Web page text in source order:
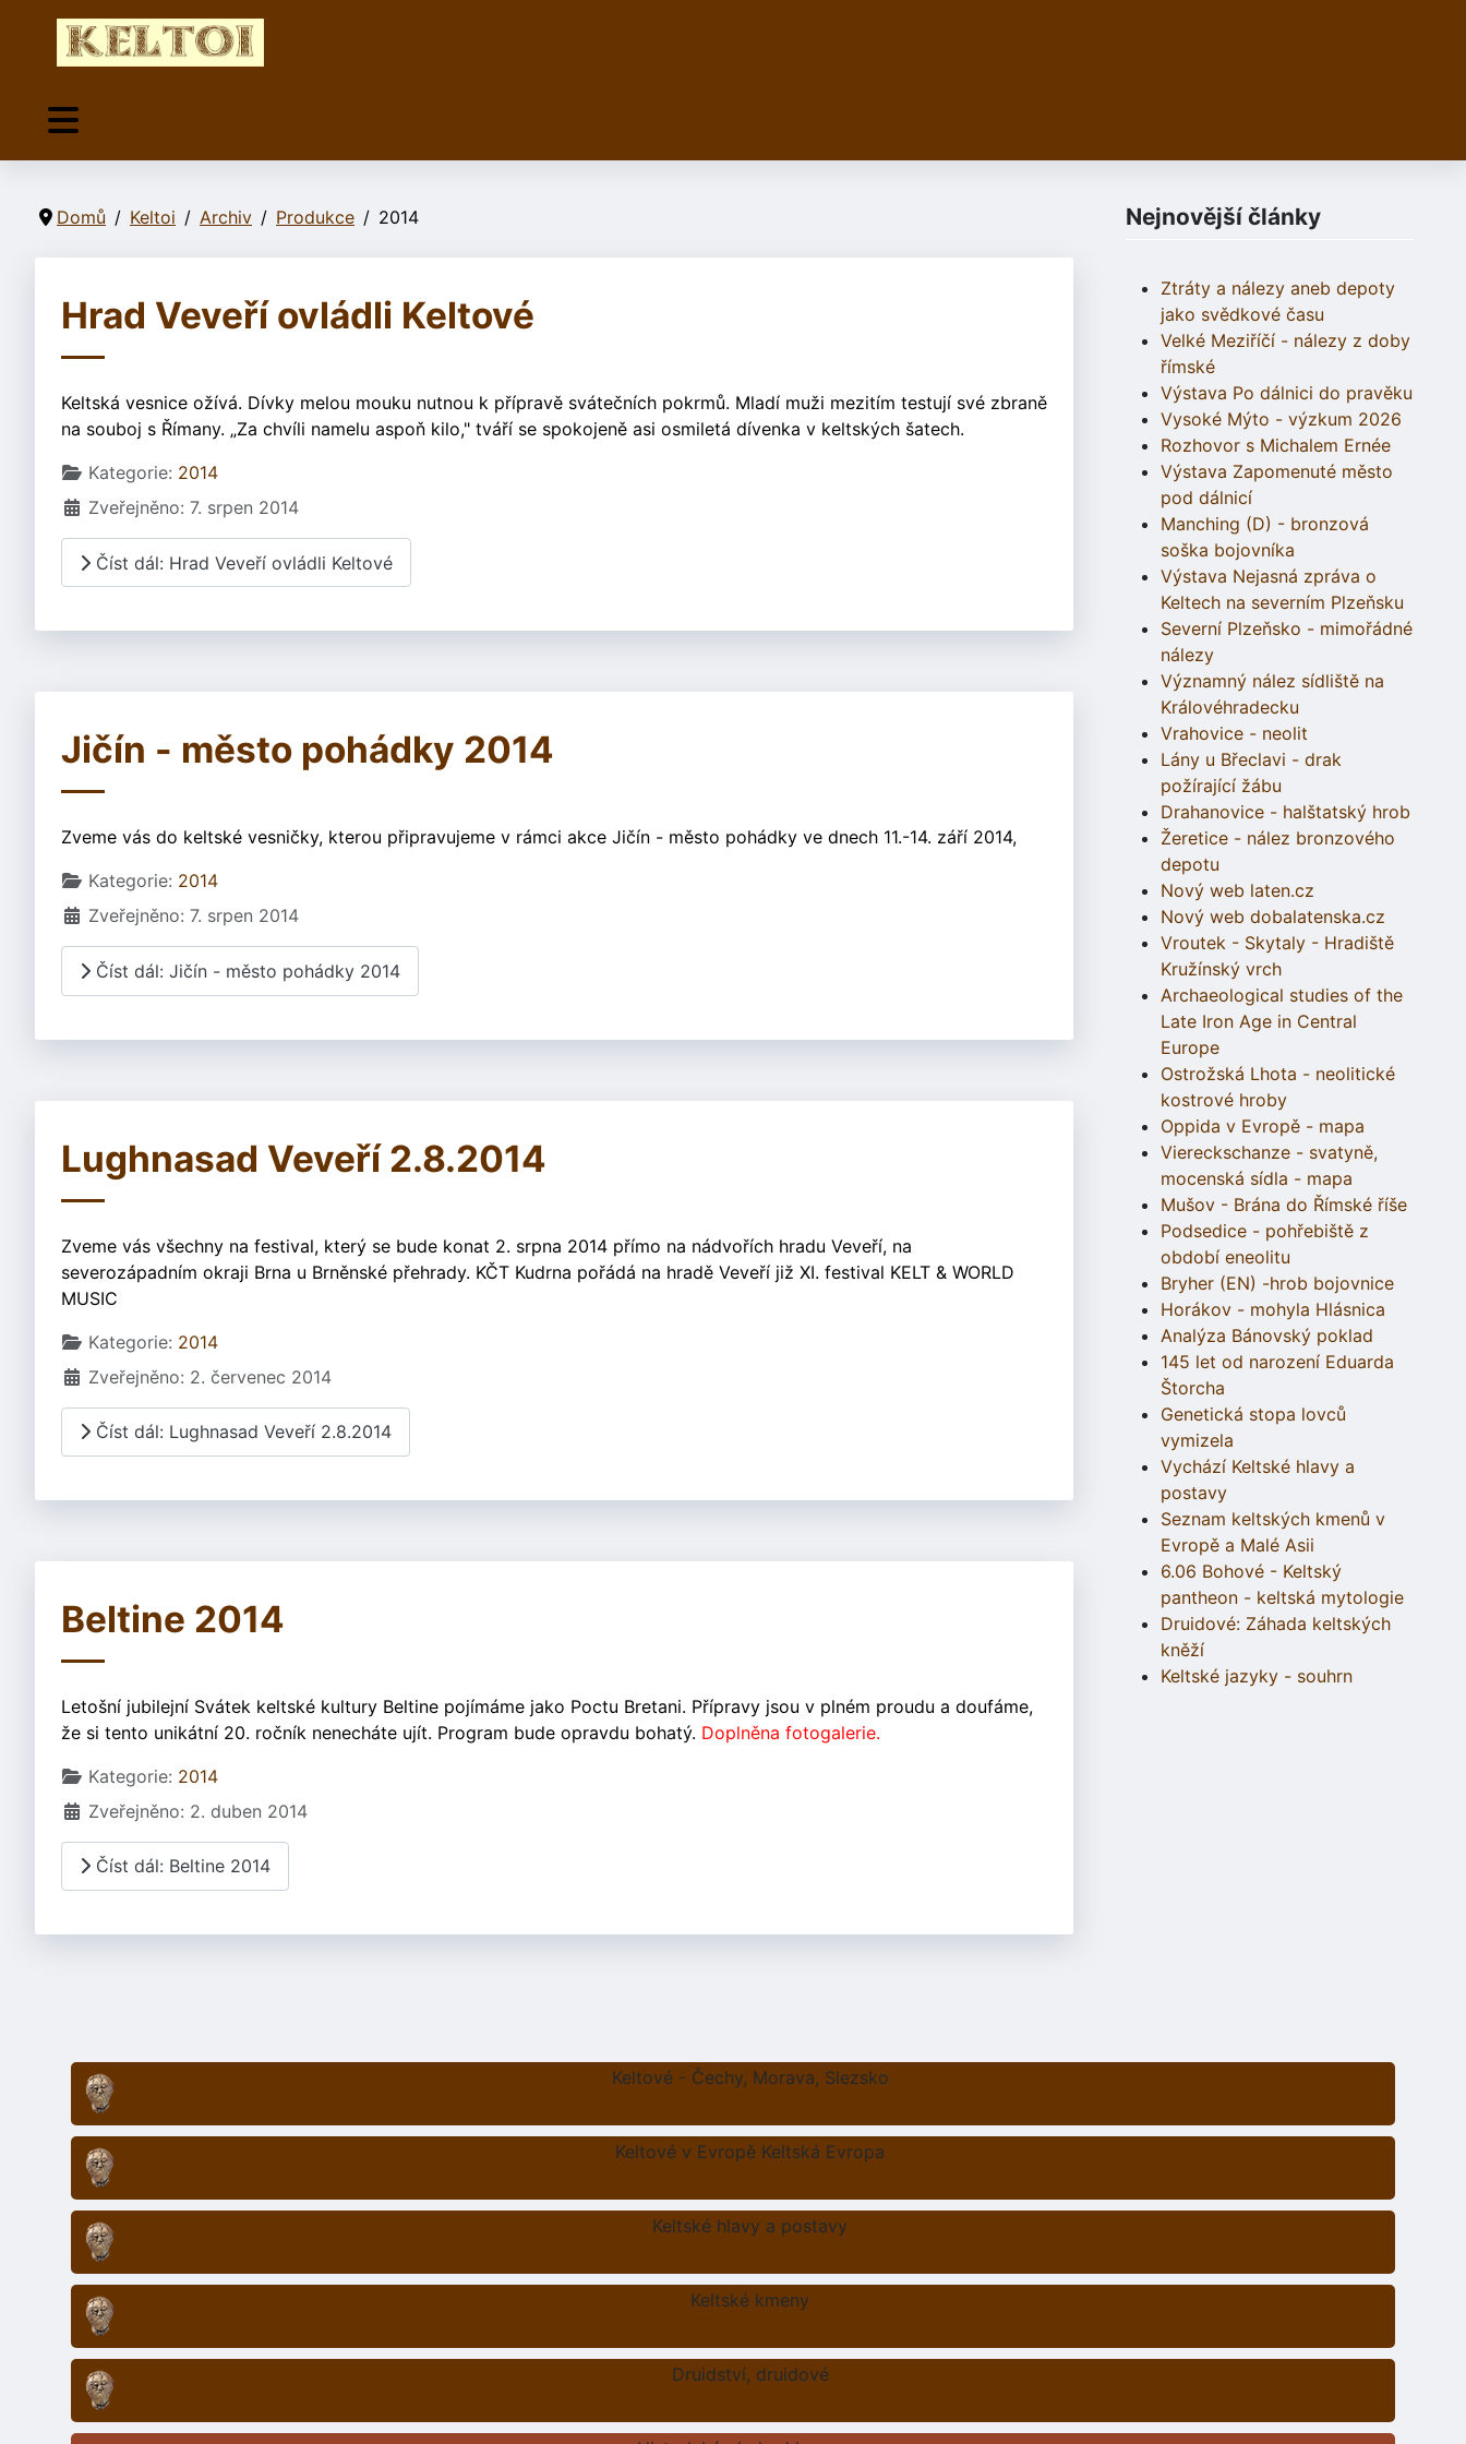
Domů Keltoi Archiv Produkce 2014
Hrad Veveří ovládli Keltové
Keltská vesnice ožívá. Dívky melou mouku nutnou k přípravě svátečních pokrmů. Mladí muži mezitím testují své zbraně
na souboj s Římany. „Za chvíli namelu aspoň kilo," tváří se spokojeně asi osmiletá dívenka v keltských šatech.
Základní údaje
Kategorie: 2014
Zveřejněno: 7. srpen 2014
Číst dál: Hrad Veveří ovládli Keltové
Jičín - město pohádky 2014
Zveme vás do keltské vesničky, kterou připravujeme v rámci akce Jičín - město pohádky ve dnech 11.-14. září 2014,
Základní údaje
Kategorie: 2014
Zveřejněno: 7. srpen 2014
Číst dál: Jičín - město pohádky 2014
Lughnasad Veveří 2.8.2014
Zveme vás všechny na festival, který se bude konat 2. srpna 2014 přímo na nádvořích hradu Veveří, na
severozápadním okraji Brna u Brněnské přehrady. KČT Kudrna pořádá na hradě Veveří již XI. festival KELT & WORLD
MUSIC
Základní údaje
Kategorie: 2014
Zveřejněno: 2. červenec 2014
Číst dál: Lughnasad Veveří 2.8.2014
Beltine 2014
Letošní jubilejní Svátek keltské kultury Beltine pojímáme jako Poctu Bretani. Přípravy jsou v plném proudu a doufáme,
že si tento unikátní 20. ročník nenecháte ujít. Program bude opravdu bohatý. Doplněna fotogalerie.
Základní údaje
Kategorie: 2014
Zveřejněno: 2. duben 2014
Číst dál: Beltine 2014
Nejnovější články
Ztráty a nálezy aneb depoty
jako svědkové času
Velké Meziříčí - nálezy z doby
římské
Výstava Po dálnici do pravěku
Vysoké Mýto - výzkum 2026
Rozhovor s Michalem Ernée
Výstava Zapomenuté město
pod dálnicí
Manching (D) - bronzová
soška bojovníka
Výstava Nejasná zpráva o
Keltech na severním Plzeňsku
Severní Plzeňsko - mimořádné
nálezy
Významný nález sídliště na
Královéhradecku
Vrahovice - neolit
Lány u Břeclavi - drak
požírající žábu
Drahanovice - halštatský hrob
Žeretice - nález bronzového
depotu
Nový web laten.cz
Nový web dobalatenska.cz
Vroutek - Skytaly - Hradiště
Kružínský vrch
Archaeological studies of the
Late Iron Age in Central
Europe
Ostrožská Lhota - neolitické
kostrové hroby
Oppida v Evropě - mapa
Viereckschanze - svatyně,
mocenská sídla - mapa
Mušov - Brána do Římské říše
Podsedice - pohřebiště z
období eneolitu
Bryher (EN) -hrob bojovnice
Horákov - mohyla Hlásnica
Analýza Bánovský poklad
145 let od narození Eduarda
Štorcha
Genetická stopa lovců
vymizela
Vychází Keltské hlavy a
postavy
Seznam keltských kmenů v
Evropě a Malé Asii
6.06 Bohové - Keltský
pantheon - keltská mytologie
Druidové: Záhada keltských
kněží
Keltské jazyky - souhrn
Keltové - Čechy, Morava, Slezsko
Keltové v Evropě Keltská Evropa
Keltské hlavy a postavy
Keltské kmeny
Druidství, druidové